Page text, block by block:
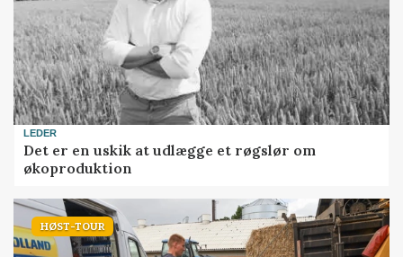
LEDER
Det er en uskik at udlægge et røgslør om
økoproduktion
HØST-TOUR